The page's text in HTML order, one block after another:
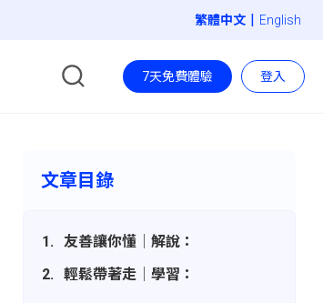
| English
7天免費體驗 登入
文章目錄
友善讓你懂│解說：
輕鬆帶著走│學習：